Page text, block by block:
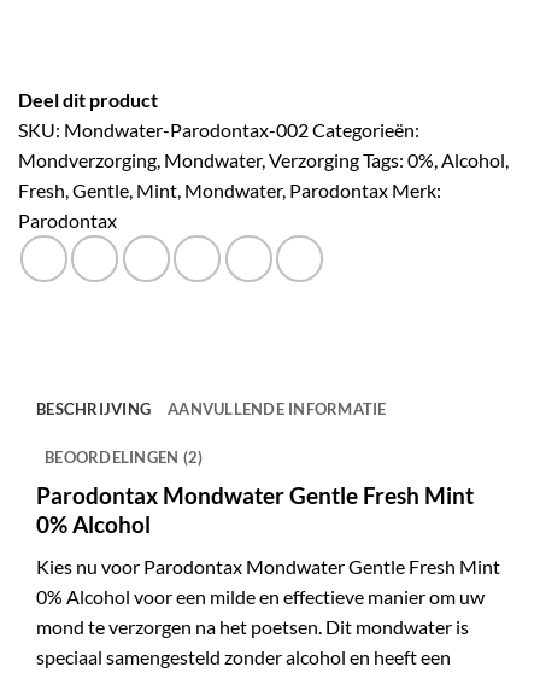
Deel dit product
SKU: Mondwater-Parodontax-002Categorieën:
Mondverzorging, Mondwater,VerzorgingTags: 0%,Alcohol,
Fresh,Gentle, Mint, Mondwater, Parodontax Merk:
Parodontax
BESCHRIJVING AANVULLENDE INFORMATIE
BEOORDELINGEN (2)
Parodontax Mondwater Gentle Fresh Mint
0% Alcohol
Kies nu voor Parodontax Mondwater Gentle Fresh Mint
0% Alcohol voor een milde en effectieve manier om uw
mond te verzorgen na het poetsen. Dit mondwater is
speciaal samengesteld zonder alcohol en heeft een